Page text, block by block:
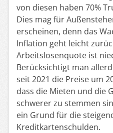
von diesen haben 70%
Dies mag für
erscheinen, denn das
Inflation geht leicht
Arbeitslosenquote ist
Berücksichtigt man
seit 2021 die Preise um
dass die Mieten und die
schwerer zu stemmen
ein Grund für die
Kreditkartenschulden.